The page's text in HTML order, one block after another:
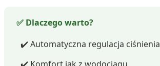
✅ Dlaczego warto?
✔️ Automatyczna regulacja ciśnienia